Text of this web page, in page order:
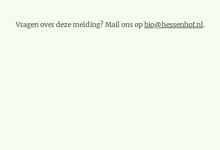
Vragen over deze melding? Mail ons op bio@hessenhof.nl.